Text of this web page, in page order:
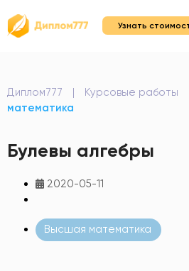
Узнать
Диплом777 | Курсовые работы
математика
Булевы алгебры
2020-05-11
Высшая математика